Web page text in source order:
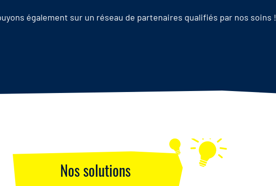
également sur un réseau de partenaires qualifiés par nos soins !
Nos solutions